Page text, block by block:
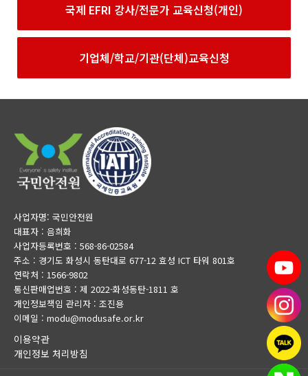
국제 EFRI 강사/전문가 교육신청(개인)
기업체/학교/기관(단체)교육신청
사업자명: 국민안전원
대표자 : 음희화
사업자등록번호 : 568-86-02584
주소 : 경기도 화성시 동탄대로 677-12 효성 ICT 타워 801호
연락처 : 1566-9802
통신판매업번호 : 제 2022-화성동탄-1811 호
개인정보책임 관리자 : 조진용
이메일 : modu@modusafe.or.kr
이용약관
개인정보 처리방침